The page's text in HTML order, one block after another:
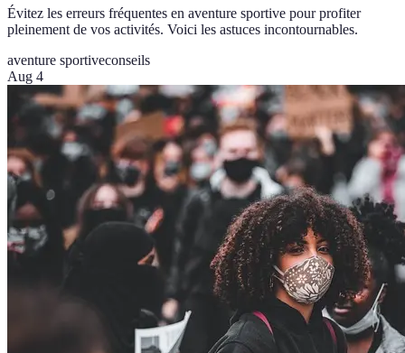
Évitez les erreurs fréquentes en aventure sportive pour profiter
pleinement de vos activités. Voici les astuces incontournables.
aventure sportiveconseils
Aug 4